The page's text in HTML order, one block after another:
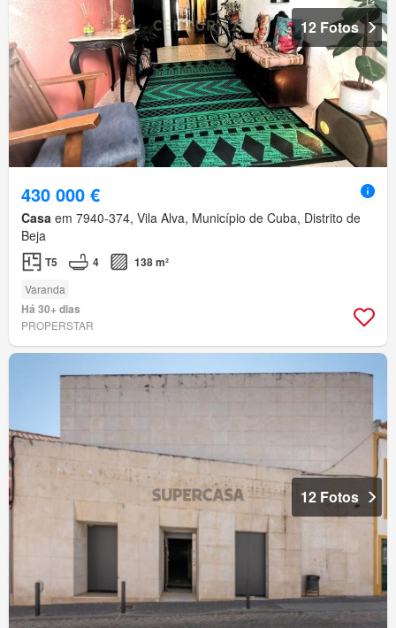
12 Fotos
430 000 €
Casa em 7940-374, Vila Alva, Município de Cuba, Distrito de
Beja
T5 4 138 m²
Varanda
Há 30+ dias
PROPERSTAR
12 Fotos